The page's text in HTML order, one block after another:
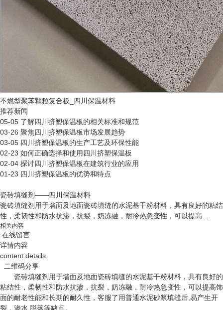
不燃型聚苯颗粒复合板_四川保温材料
推荐新闻
05-05 了解四川挤塑保温板的相关标准和规范
03-26 聚焦四川挤塑保温板市场发展趋势
03-05 四川挤塑保温板的生产工艺及环保性能
02-23 如何正确选择和使用四川挤塑保温板
02-04 探讨四川挤塑保温板在建筑行业的应用
01-23 四川挤塑保温板的优势和特点
瓷砖填缝剂——四川保温材料
瓷砖填缝剂用于墙面及地面瓷砖填缝的水泥基干粉材料，具有良好的粘结
性，柔韧性和防水抗渗，抗裂，奶冻融，耐冷热急变性，可以提高…
相关内容
在线留言
详情内容
content details
二维码分享
瓷砖填缝剂用于墙面及地面瓷砖填缝的水泥基干粉材料，具有良好的
粘结性，柔韧性和防水抗渗，抗裂，奶冻融，耐冷热急变性，可以提高饰
面的耐老性能和长期的耐久性，客服了用普通水泥砂浆填缝后,易产生开
裂，渗水,脱落等缺点。